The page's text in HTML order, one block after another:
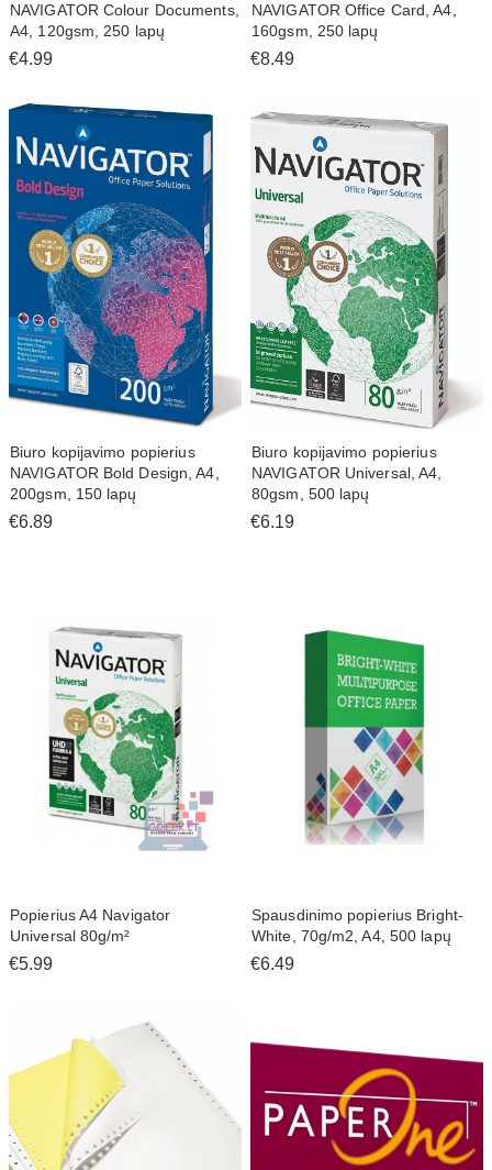
NAVIGATOR Colour Documents,
A4, 120gsm, 250 lapų
€4.99
NAVIGATOR Office Card, A4,
160gsm, 250 lapų
€8.49
Biuro kopijavimo popierius
NAVIGATOR Bold Design, A4,
200gsm, 150 lapų
€6.89
Biuro kopijavimo popierius
NAVIGATOR Universal, A4,
80gsm, 500 lapų
€6.19
Popierius A4 Navigator
Universal 80g/m²
€5.99
Spausdinimo popierius Bright-
White, 70g/m2, A4, 500 lapų
€6.49